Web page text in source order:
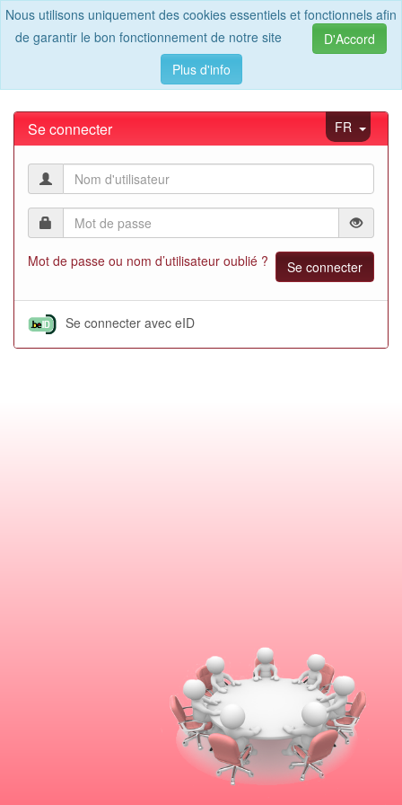
Nous utilisons uniquement des cookies essentiels et fonctionnels afin
de garantir le bon fonctionnement de notre site
D'Accord
Plus d'info
Se connecter
FR
EN
Mot de passe ou nom d’utilisateur oublié ?
Se connecter avec eID